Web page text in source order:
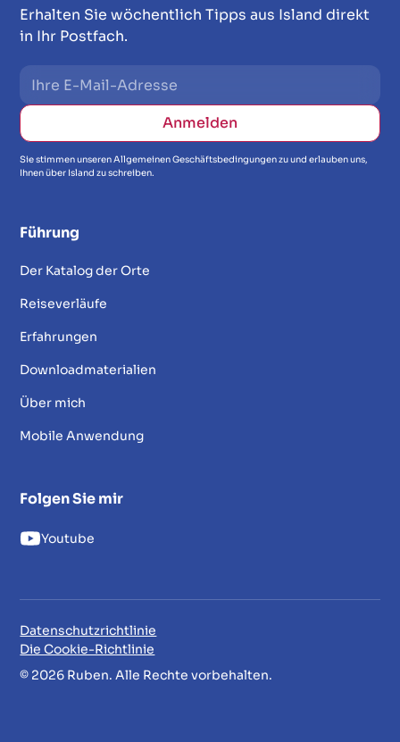
Erhalten Sie wöchentlich Tipps aus Island direkt
in Ihr Postfach.
Sie stimmen unseren Allgemeinen Geschäftsbedingungen zu und erlauben uns,
Ihnen über Island zu schreiben.
Führung
Der Katalog der Orte
Reiseverläufe
Erfahrungen
Downloadmaterialien
Über mich
Mobile Anwendung
Folgen Sie mir
Youtube
© 2026 Ruben. Alle Rechte vorbehalten.
Datenschutzrichtlinie
Die Cookie-Richtlinie